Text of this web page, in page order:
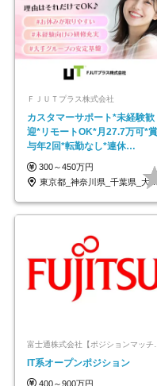
ＦＪＵＴプラス株式会社
カスタマーサポート*未経験歓
迎*リモートOK*月27.7万可*賞
与年2回*転勤なし*連休
OK/ZE010232
300～450万円
東京都_神奈川県_千葉県_大阪府_愛知県…
IT系オープンポジション
400～900万円